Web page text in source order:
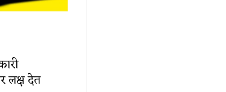
लक्ष देत